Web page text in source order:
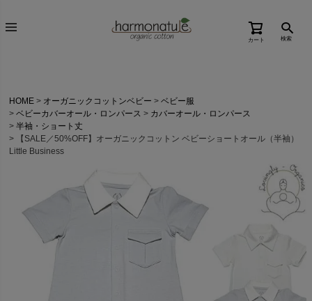
カート 検索
HOME オーガニックコットンベビー
ベビー服
ベビーカバーオール・ロンパース
カバーオール・ロンパース
半袖・ショート丈
【SALE／50%OFF】オーガニックコットン ベビーショートオール（半袖）
Little Business